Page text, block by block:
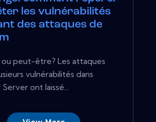
les vulnérabilités
des attaques de
ou peut-être? Les attaques
vulnérabilités dans
ont laissé...